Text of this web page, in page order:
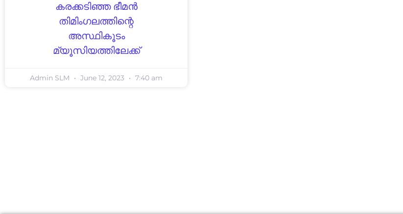
കരക്കടിഞ്ഞ ഭീമൻ
തിമിംഗലത്തിന്റെ
അസ്ഥികൂടം
മ്യൂസിയത്തിലേക്ക്
Admin SLM June 12, 2023 7:40 am